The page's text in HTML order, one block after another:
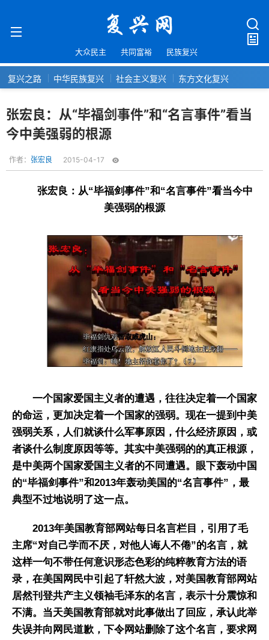
大众民主 共同富裕 民族复兴
复兴之路 中华民族复兴 社会主义复兴 东方文化复兴
张宏良：从“毕福剑事件”和“名言事件”看当
今中美强弱的根源
作者： 张宏良 2015-04-17
张宏良：从“毕福剑事件”和“名言事件”看当今中
美强弱的根源
一个国家爱国主义者的遭遇，往往决定着一个国家
的命运，更加决定着一个国家的强弱。现在一提到中美
强弱关系，人们就谈什么军事原因，什么经济原因，或
者谈什么制度原因等等。其实中美强弱的的真正根源，
是中美两个国家爱国主义者的不同遭遇。眼下轰动中国
的“毕福剑事件”和2013年轰动美国的“名言事件”，最
典型不过地说明了这一点。
2013年美国教育部网站每日名言栏目，引用了毛
主席“对自己学而不厌，对他人诲人不倦”的名言，就
这样一句不带任何意识形态色彩的纯粹教育方法的语
录，在美国网民中引起了轩然大波，对美国教育部网站
居然刊登共产主义领袖毛泽东的名言，表示十分震惊和
不满。当天美国教育部就对此事做出了回应，承认此举
失误并向网民道歉，下令网站删除了这个名言，要求网